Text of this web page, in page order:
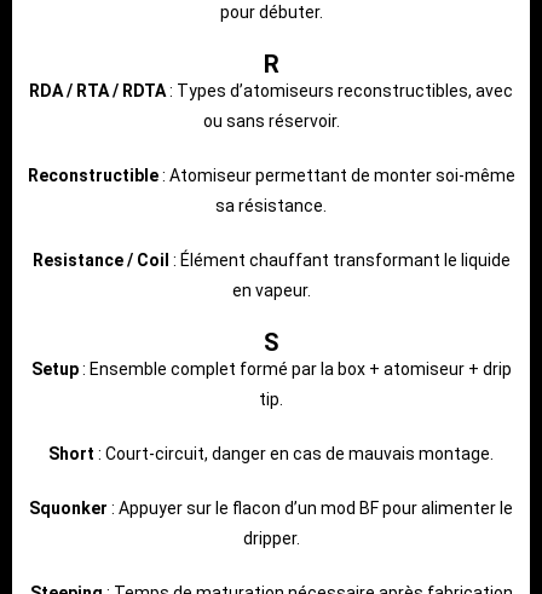
pour débuter.
R
RDA / RTA / RDTA: Types d’atomiseurs reconstructibles, avec
ou sans réservoir.
Reconstructible: Atomiseur permettant de monter soi-même
sa résistance.
Resistance / Coil : Élément chauffant transformant le liquide
en vapeur.
S
Setup: Ensemble complet formé par la box + atomiseur + drip
tip.
Short : Court-circuit, danger en cas de mauvais montage.
Squonker : Appuyer sur le flacon d’un mod BF pour alimenter le
dripper.